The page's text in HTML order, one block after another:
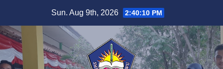
content
Sun. Aug 9th, 2026 2:40:11 PM